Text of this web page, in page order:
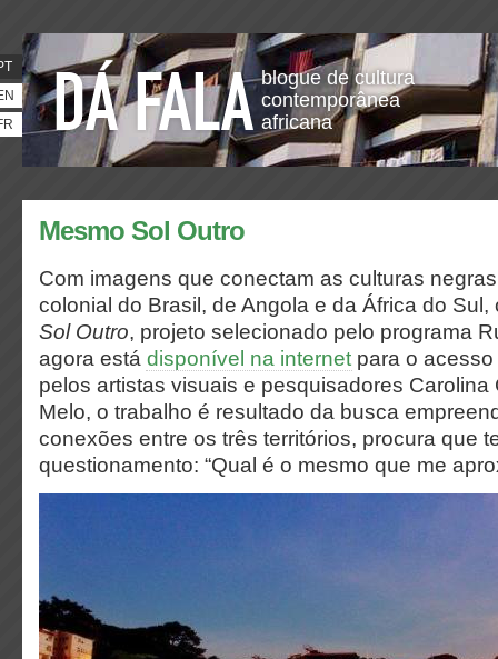
blogue de cultura
contemporânea
africana
Mesmo Sol Outro
Com imagens que conectam as culturas
colonial do Brasil, de Angola e da África do
Sol Outro, projeto selecionado pelo programa
agora está disponível na internet para o
pelos artistas visuais e pesquisadores Carolina
Melo, o trabalho é resultado da busca
conexões entre os três territórios, procura que
questionamento: “Qual é o mesmo que me